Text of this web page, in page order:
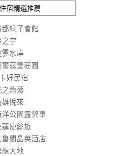
宿精選推薦
都綠了會館
之宇
雲水岸
爾茲堡莊園
好民宿
之角落
雄悅來
洋公園露營車
蓮捷絲旅
魯閣晶英酒店
想大地